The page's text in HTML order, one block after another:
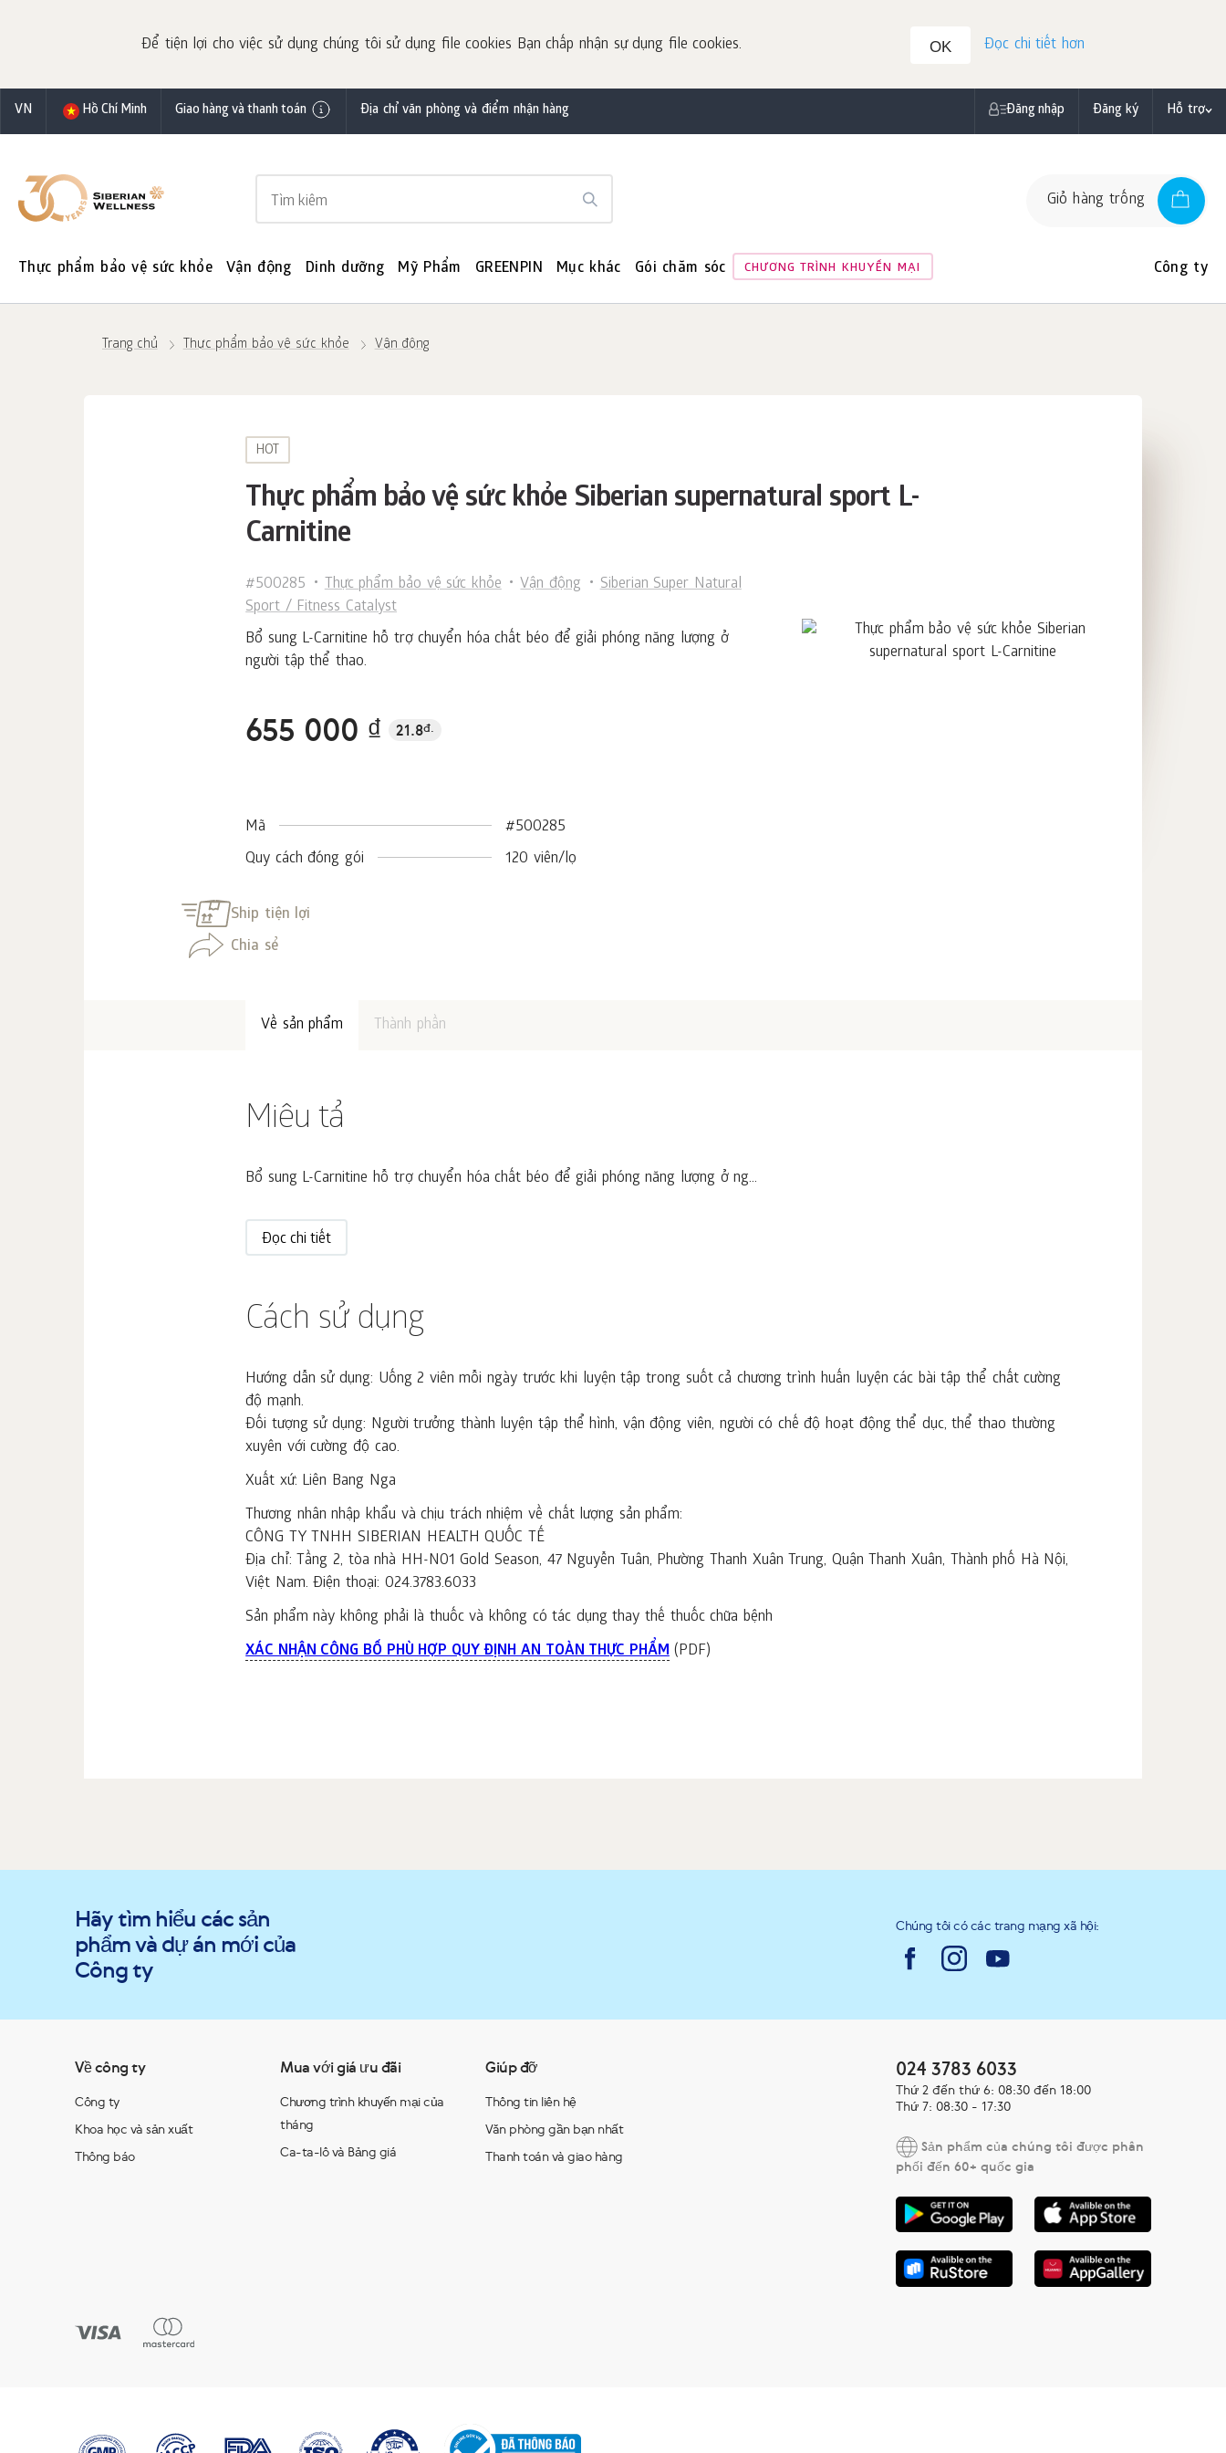
Để tiện lợi cho việc sử dụng chúng tôi sử dụng file cookies Bạn chấp nhận sự dụng file cookies. OK Đọc chi tiết hơn
VN Hồ Chí Minh Giao hàng và thanh toán Địa chỉ văn phòng và điểm nhận hàng Đăng nhập Đăng ký Hỗ trợ
Giỏ hàng trống
Thực phẩm bảo vệ sức khỏe Vận động Dinh dưỡng Mỹ Phẩm GREENPIN Mục khác Gói chăm sóc CHƯƠNG TRÌNH KHUYẾN MẠI Công ty
Trang chủ Thực phẩm bảo vệ sức khỏe Vận động
HOT
Thực phẩm bảo vệ sức khỏe Siberian supernatural sport L-
Carnitine
#500285 Thực phẩm bảo vệ sức khỏe Vận động
Siberian Super Natural
Sport / Fitness Catalyst
Bổ sung L-Carnitine hỗ trợ chuyển hóa chất béo để giải phóng năng lượng ở
người tập thể thao.
655 000 ₫ 21.8đ.
Mã
#500285
Quy cách đóng gói
120 viên/lọ
Ship tiện lợi
Chia sẻ
Về sản phẩm Thành phần
Miêu tả
Bổ sung L-Carnitine hỗ trợ chuyển hóa chất béo để giải phóng năng lượng ở ng...
Đọc chi tiết
Cách sử dụng
Hướng dẫn sử dụng: Uống 2 viên mỗi ngày trước khi luyện tập trong suốt cả chương trình huấn luyện các bài tập thể chất cường
độ mạnh.
Đối tượng sử dụng: Người trưởng thành luyện tập thể hình, vận động viên, người có chế độ hoạt động thể dục, thể thao thường
xuyên với cường độ cao.
Xuất xứ: Liên Bang Nga
Thương nhân nhập khẩu và chịu trách nhiệm về chất lượng sản phẩm:
CÔNG TY TNHH SIBERIAN HEALTH QUỐC TẾ
Địa chỉ: Tầng 2, tòa nhà HH-N01 Gold Season, 47 Nguyễn Tuân, Phường Thanh Xuân Trung, Quận Thanh Xuân, Thành phố Hà Nội,
Việt Nam. Điện thoại: 024.3783.6033
Sản phẩm này không phải là thuốc và không có tác dụng thay thế thuốc chữa bệnh
XÁC NHẬN CÔNG BỐ PHÙ HỢP QUY ĐỊNH AN TOÀN THỰC PHẨM(PDF)
Hãy tìm hiểu các sản
phẩm và dự án mới của
Công ty
Chúng tôi có các trang mạng xã hội:
Về công ty
Công ty
Khoa học và sản xuất
Thông báo
Mua với giá ưu đãi
Chương trình khuyến mại của
tháng
Ca-ta-lô và Bảng giá
Giúp đỡ
Thông tin liên hệ
Văn phòng gần bạn nhất
Thanh toán và giao hàng
024 3783 6033
Thứ 2 đến thứ 6: 08:30 đến 18:00
Thứ 7: 08:30 - 17:30
Sản phẩm của chúng tôi được phân
phối đến 60+ quốc gia